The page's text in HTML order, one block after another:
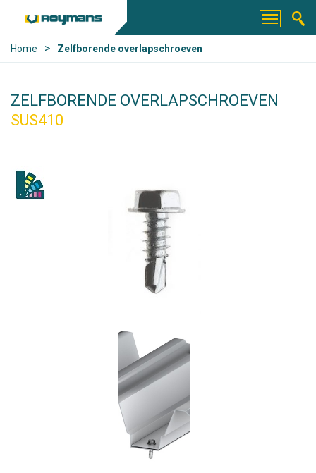
Home > Zelfborende overlapschroeven
ZELFBORENDE OVERLAPSCHROEVEN
SUS410